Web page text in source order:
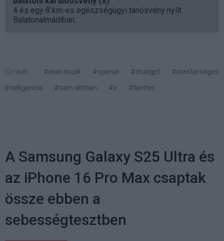
4 és egy 8 km-es egészségügyi tanösvény nyílt
Balatonalmádiban.
Címkék: #elon musk #openai #chatgpt
#mesterséges
intelligencia
#sam altman #x #twitter
A Samsung Galaxy S25 Ultra és
az iPhone 16 Pro Max csaptak
össze ebben a
sebességtesztben